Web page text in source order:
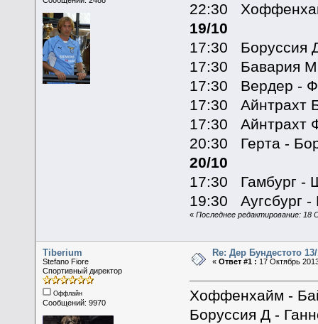
22:30
19/10
17:30 Боруссия
17:30 Бавария
17:30 Вердер -
17:30 Айнтрахт
17:30 Айнтрахт
20:30 Герта -
20/10
17:30 Гамбург -
19:30 Аугсбург
« Последнее редактирование: 18
Tiberium
Stefano Fiore
Спортивный директор
Оффлайн
Сообщений: 9970
Re: Дер Бундестото
«Ответ #1 : 17 Октябрь
Хоффенхайм -
Боруссия Д -